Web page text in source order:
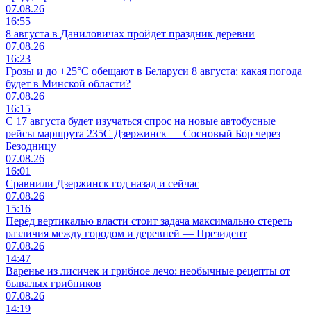
07.08.26
16:55
8 августа в Даниловичах пройдет праздник деревни
07.08.26
16:23
Грозы и до +25°С обещают в Беларуси 8 августа: какая погода
будет в Минской области?
07.08.26
16:15
С 17 августа будет изучаться спрос на новые автобусные
рейсы маршрута 235С Дзержинск — Сосновый Бор через
Безодницу
07.08.26
16:01
Сравнили Дзержинск год назад и сейчас
07.08.26
15:16
Перед вертикалью власти стоит задача максимально стереть
различия между городом и деревней — Президент
07.08.26
14:47
Варенье из лисичек и грибное лечо: необычные рецепты от
бывалых грибников
07.08.26
14:19